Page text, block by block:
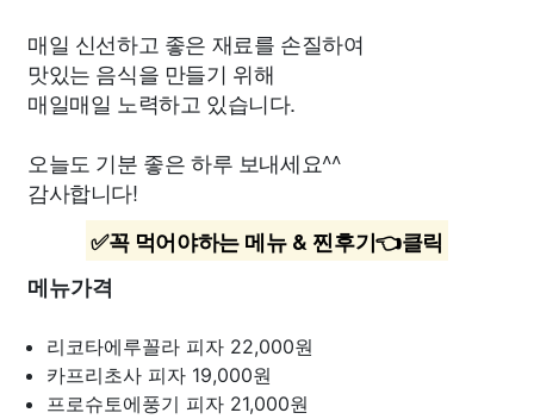
매일 신선하고 좋은 재료를 손질하여
맛있는 음식을 만들기 위해
매일매일 노력하고 있습니다.
오늘도 기분 좋은 하루 보내세요^^
감사합니다!
✅꼭 먹어야하는 메뉴 & 찐후기👈클릭
메뉴가격
리코타에루꼴라 피자 22,000원
카프리초사 피자 19,000원
프로슈토에풍기 피자 21,000원